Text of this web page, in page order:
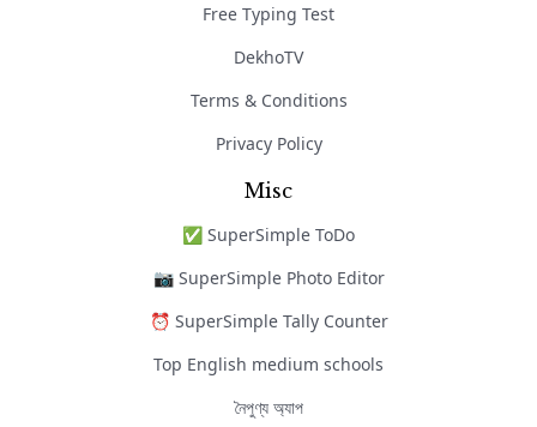
Free Typing Test
DekhoTV
Terms & Conditions
Privacy Policy
Misc
✅ SuperSimple ToDo
📷 SuperSimple Photo Editor
⏰ SuperSimple Tally Counter
Top English medium schools
নৈপুণ্য অ্যাপ